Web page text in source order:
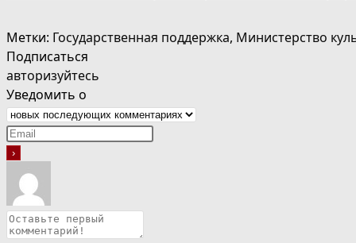
Метки: Государственная поддержка, Министерство
Подписаться
авторизуйтесь
Уведомить о